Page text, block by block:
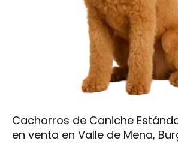
Cachorros de Caniche
en venta en Valle de Mena,